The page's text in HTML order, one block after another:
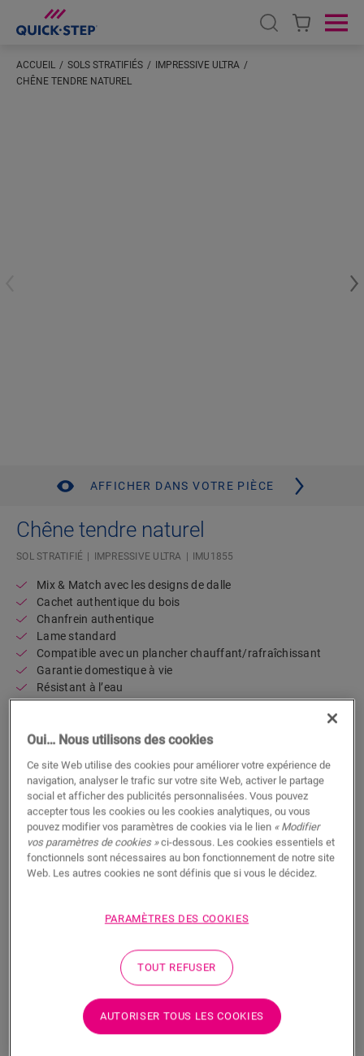
Open search
ACCUEIL SOLS STRATIFIÉS
IMPRESSIVE ULTRA
CHÊNE TENDRE NATUREL
AFFICHER DANS VOTRE PIÈCE
Chêne tendre naturel
SOL STRATIFIÉ IMPRESSIVE ULTRA IMU1855
Mix & Match avec les designs de dalle
Cachet authentique du bois
Chanfrein authentique
Lame standard
Compatible avec un plancher chauffant/rafraîchissant
Garantie domestique à vie
Résistant à l’eau
2 variantes
vous
Vous brûlez d’impatience de voir ce sol en vrai ? Vous
vous posez des questions ? Il y a toujours un
revendeur Quick-Step à proximité.
Pas sûr que ce sol corresponde à votre
style et à vos besoins ?
Oui… Nous utilisons des cookies
Ce site Web utilise des cookies pour améliorer votre expérience de
navigation, analyser le trafic sur votre site Web, activer le partage
social et afficher des publicités personnalisées. Vous pouvez
accepter tous les cookies ou les cookies analytiques, ou vous
pouvez modifier vos paramètres de cookies via le lien « Modifier
vos paramètres de cookies »ci-dessous. Les cookies essentiels et
fonctionnels sont nécessaires au bon fonctionnement de notre site
Web. Les autres cookies ne sont définis que si vous le décidez.
PARAMÈTRES DES COOKIES
TOUT REFUSER
AUTORISER TOUS LES COOKIES